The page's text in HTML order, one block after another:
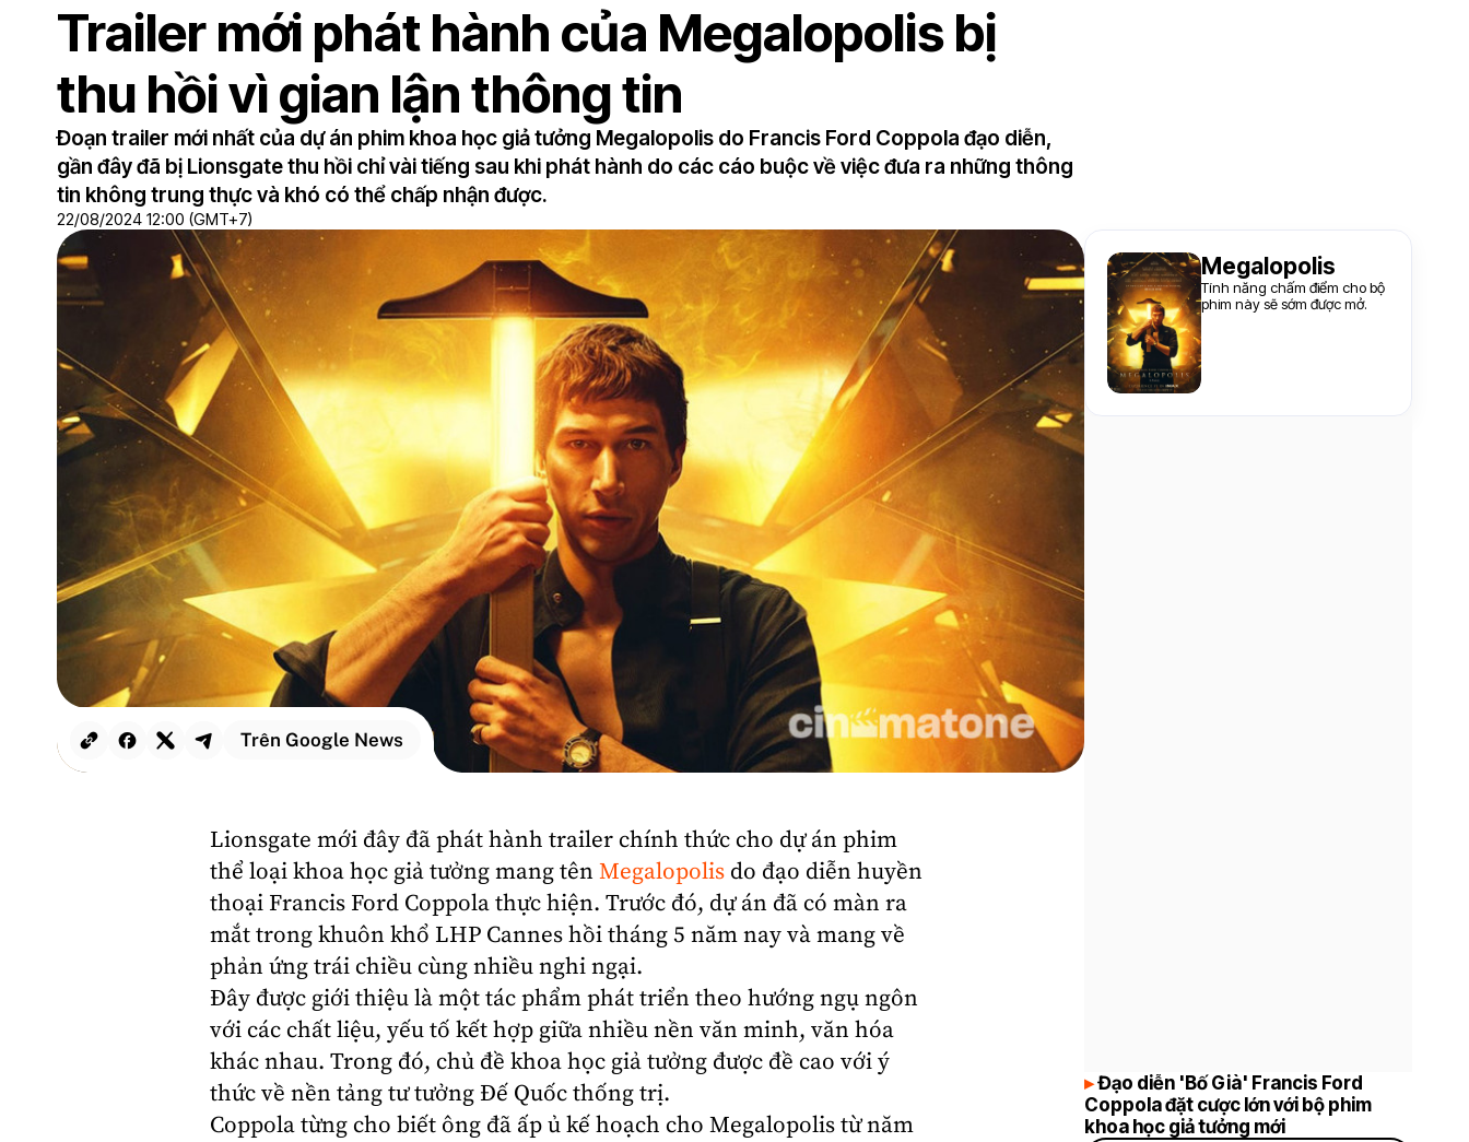
Trailer mới phát hành của Megalopolis bị
thu hồi vì gian lận thông tin
Đoạn trailer mới nhất của dự án phim khoa học giả tưởng Megalopolis do Francis Ford Coppola đạo diễn,
gần đây đã bị Lionsgate thu hồi chỉ vài tiếng sau khi phát hành do các cáo buộc về việc đưa ra những thông
tin không trung thực và khó có thể chấp nhận được.
22/08/2024 12:00 (GMT+7)
Trên Google News
Lionsgate mới đây đã phát hành trailer chính thức cho dự án phim
thể loạikhoa học giả tưởngmang tên Megalopolis do đạo diễn huyền
thoại Francis Ford Coppolathực hiện. Trước đó, dự án đã có màn ra
mắt trong khuôn khổ LHP Cannes hồi tháng 5 năm nay và mang về
phản ứng trái chiều cùng nhiều nghi ngại.
Đây được giới thiệu là một tác phẩm phát triển theo hướng ngụ ngôn
với các chất liệu, yếu tố kết hợp giữa nhiều nền văn minh, văn hóa
khác nhau. Trong đó, chủ đề khoa học giả tưởng được đề cao với ý
thức về nền tảng tư tưởng Đế Quốc thống trị.
Coppola từng cho biết ông đã ấp ủ kế hoạch cho Megalopolis từ năm
Megalopolis
Tính năng chấm điểm cho bộ
phim này sẽ sớm được mở.
Đạo diễn 'Bố Già' Francis Ford
Coppola đặt cược lớn với bộ phim
khoa học giả tưởng mới